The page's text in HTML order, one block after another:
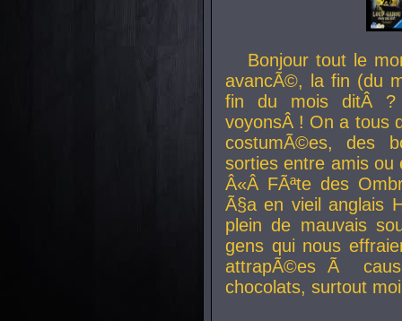
Bonjour tout le
avancÃ©, la fin (du
fin du mois ditÂ ?
voyonsÂ ! On a tous
costumÃ©es, des
sorties entre amis
Â«Â FÃªte des
Ã§a en vieil anglais
plein de mauvais
gens qui nous
attrapÃ©es Ã
chocolats, surtout